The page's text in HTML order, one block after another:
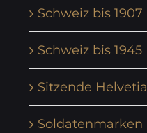
Schweiz bis 1907
Schweiz bis 1945
Sitzende Helvetia
Soldatenmarken